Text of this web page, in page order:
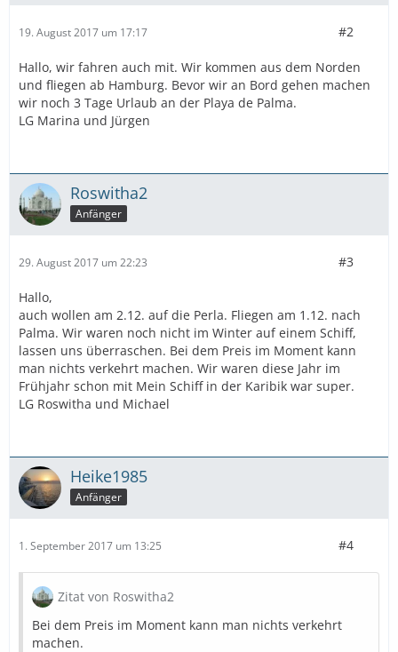
19. August 2017 um 17:17 #2
Hallo, wir fahren auch mit. Wir kommen aus dem Norden
und fliegen ab Hamburg. Bevor wir an Bord gehen machen
wir noch 3 Tage Urlaub an der Playa de Palma.
LG Marina und Jürgen
Roswitha2
Anfänger
29. August 2017 um 22:23 #3
Hallo,
auch wollen am 2.12. auf die Perla. Fliegen am 1.12. nach
Palma. Wir waren noch nicht im Winter auf einem Schiff,
lassen uns überraschen. Bei dem Preis im Moment kann
man nichts verkehrt machen. Wir waren diese Jahr im
Frühjahr schon mit Mein Schiff in der Karibik war super.
LG Roswitha und Michael
Heike1985
Anfänger
1. September 2017 um 13:25 #4
Zitat von Roswitha2
Bei dem Preis im Moment kann man nichts verkehrt
machen.